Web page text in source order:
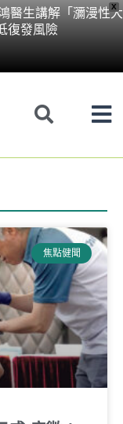
X
醫生講解「瀰漫性大
復發風險
焦點健聞